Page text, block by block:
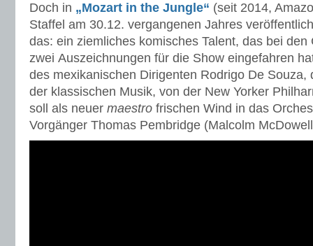
Doch in „Mozart in the Jungle“ (seit 2014,
Staffel am 30.12. vergangenen Jahres
das: ein ziemliches komisches Talent, das bei
zwei Auszeichnungen für die Show eingefahren
des mexikanischen Dirigenten Rodrigo De Souza,
der klassischen Musik, von der New Yorker
soll als neuer maestro frischen Wind in das
Vorgänger Thomas Pembridge (Malcolm